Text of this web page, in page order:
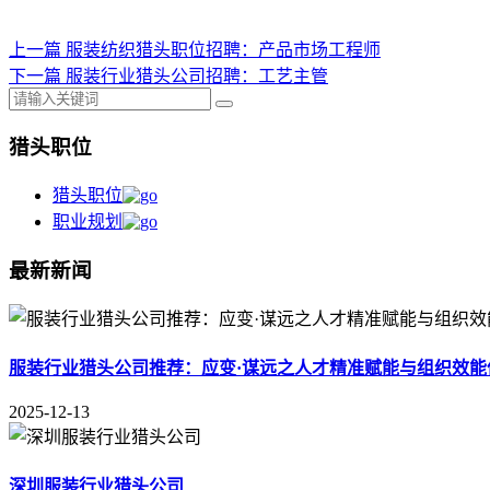
上一篇 服装纺织猎头职位招聘：产品市场工程师
下一篇 服装行业猎头公司招聘：工艺主管
猎头职位
猎头职位
职业规划
最新新闻
服装行业猎头公司推荐：应变·谋远之人才精准赋能与组织效
2025-12-13